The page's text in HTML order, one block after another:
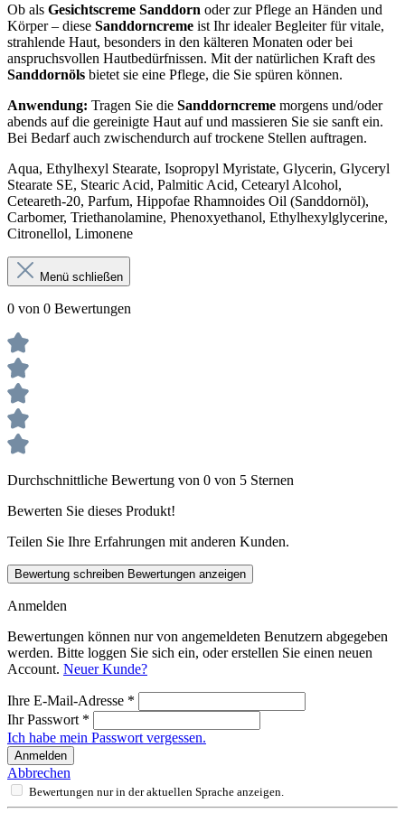
Ob als Gesichtscreme Sanddorn oder zur Pflege an Händen und
Körper – diese Sanddorncreme ist Ihr idealer Begleiter für vitale,
strahlende Haut, besonders in den kälteren Monaten oder bei
anspruchsvollen Hautbedürfnissen. Mit der natürlichen Kraft des
Sanddornöls bietet sie eine Pflege, die Sie spüren können.
Anwendung: Tragen Sie die Sanddorncreme morgens und/oder
abends auf die gereinigte Haut auf und massieren Sie sie sanft ein.
Bei Bedarf auch zwischendurch auf trockene Stellen auftragen.
Aqua, Ethylhexyl Stearate, Isopropyl Myristate, Glycerin, Glyceryl
Stearate SE, Stearic Acid, Palmitic Acid, Cetearyl Alcohol,
Ceteareth-20, Parfum, Hippofae Rhamnoides Oil (Sanddornöl),
Carbomer, Triethanolamine, Phenoxyethanol, Ethylhexylglycerine,
Citronellol, Limonene
Menü schließen
0 von 0 Bewertungen
Durchschnittliche Bewertung von 0 von 5 Sternen
Bewerten Sie dieses Produkt!
Teilen Sie Ihre Erfahrungen mit anderen Kunden.
Bewertung schreiben Bewertungen anzeigen
Anmelden
Bewertungen können nur von angemeldeten Benutzern abgegeben
werden. Bitte loggen Sie sich ein, oder erstellen Sie einen neuen
Account. Neuer Kunde?
Ihre E-Mail-Adresse *
Ihr Passwort *
Ich habe mein Passwort vergessen.
Anmelden
Abbrechen
Bewertungen nur in der aktuellen Sprache anzeigen.